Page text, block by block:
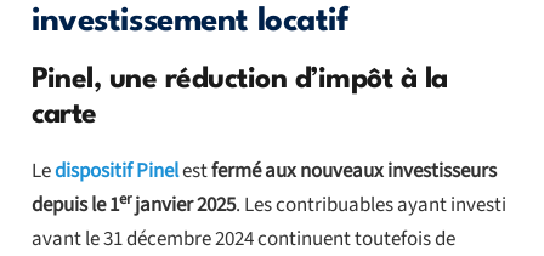
investissement locatif
Pinel, une réduction d’impôt à la
carte
Ledispositif Pinelestfermé aux nouveaux investisseurs
depuis le 1erjanvier 2025. Les contribuables ayant investi
avant le 31 décembre 2024 continuent toutefois de